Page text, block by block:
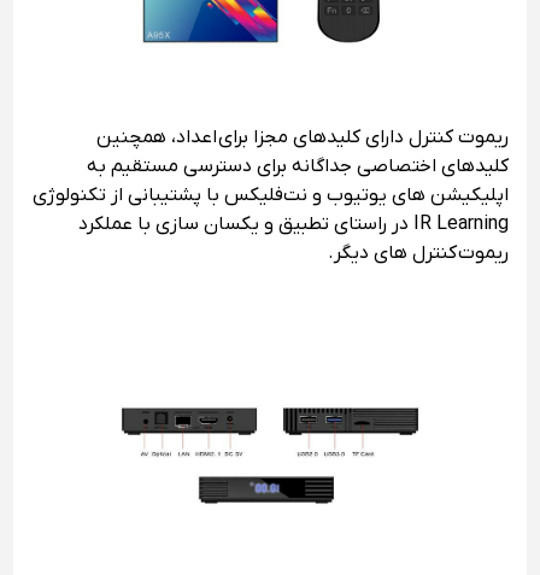
ریموت کنترل دارای کلیدهای مجزا برای اعداد، همچنین
کلیدهای اختصاصی جداگانه برای دسترسی مستقیم به
اپلیکیشن های یوتیوب و نت‌فلیکس با پشتیبانی از تکنولوژی
IR Learning در راستای تطبیق و یکسان سازی با عملکرد
ریموت کنترل های دیگر.